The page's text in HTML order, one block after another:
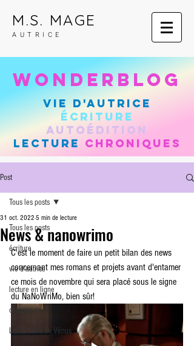
AUTRICE
M.S. MAGE
wonderblog
vie d'autrice
Écriture
autoÉdition
lecture chroniques
Post
Tous les posts
écriture
vie d'autrice
lecture en ligne
chroniques
Les Enfants de Vénus
Tous les posts
News & nanowrimo
31 oct. 2022 5 min de lecture
C'est le moment de faire un petit bilan des news
concernant mes romans et projets avant d'entamer
ce mois de novembre qui sera placé sous le signe
du NaNoWriMo, bien sûr!